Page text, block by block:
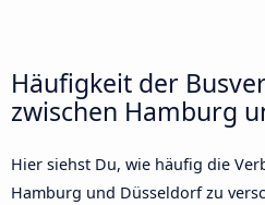
Häufigkeit der
zwischen Hamburg
Hier siehst Du, wie häufig die
Hamburg und Düsseldorf zu